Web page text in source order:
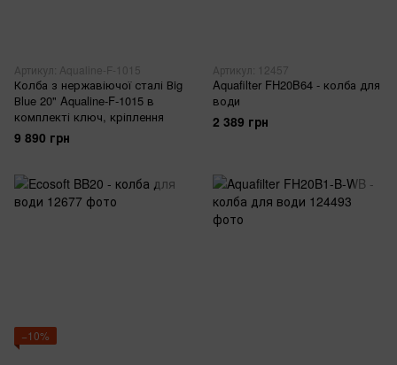
Артикул: Aqualine-F-1015
Колба з нержавіючої сталі Вig
Вlue 20" Aqualine-F-1015 в
комплекті ключ, кріплення
9 890 грн
Артикул: 12457
Aquafilter FH20B64 - колба для
води
2 389 грн
−10%